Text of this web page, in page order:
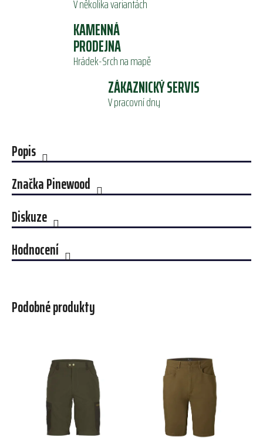
V několika variantách
KAMENNÁ
PRODEJNA
Hrádek-Srch na mapě
ZÁKAZNICKÝ SERVIS
V pracovní dny
Popis
ZnačkaPinewood
Diskuze
Hodnocení
Podobné produkty